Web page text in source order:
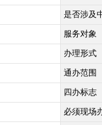
是否涉及
服务对象
办理形式
通办范围
四办标志
必须现场